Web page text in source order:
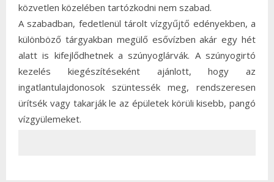
közvetlen közelében tartózkodni nem szabad.
A szabadban, fedetlenül tárolt vízgyűjtő edényekben, a
különböző tárgyakban megülő esővízben akár egy hét
alatt is kifejlődhetnek a szúnyoglárvák. A szúnyogirtó
kezelés kiegészítéseként ajánlott, hogy az
ingatlantulajdonosok szüntessék meg, rendszeresen
ürítsék vagy takarják le az épületek körüli kisebb, pangó
vízgyülemeket.